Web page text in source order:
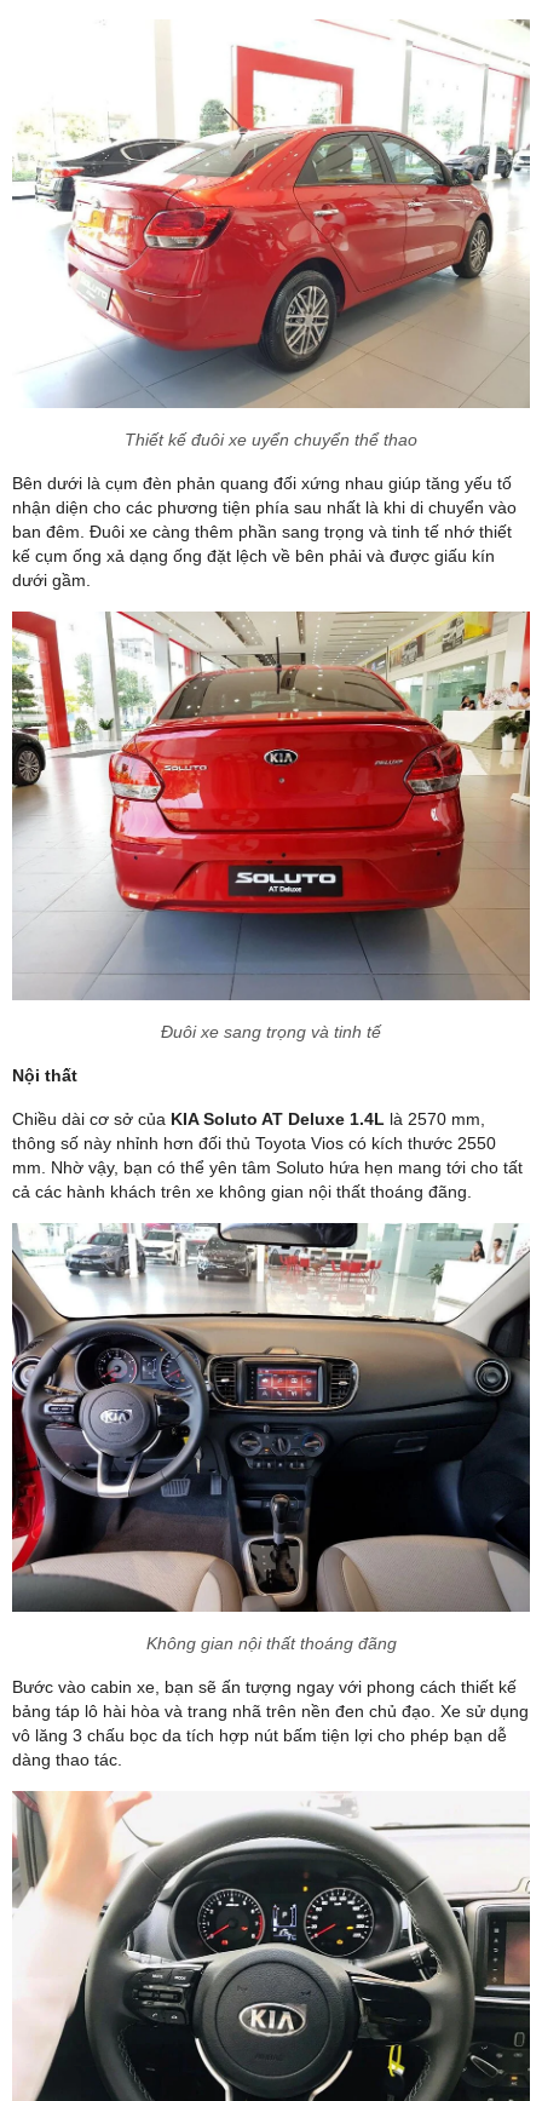
Thiết kế đuôi xe uyển chuyển thể thao
Bên dưới là cụm đèn phản quang đối xứng nhau giúp tăng yếu tố
nhận diện cho các phương tiện phía sau nhất là khi di chuyển vào
ban đêm. Đuôi xe càng thêm phần sang trọng và tinh tế nhớ thiết
kế cụm ống xả dạng ống đặt lệch về bên phải và được giấu kín
dưới gầm.
Đuôi xe sang trọng và tinh tế
Nội thất
Chiều dài cơ sở của KIA Soluto AT Deluxe 1.4L là 2570 mm,
thông số này nhỉnh hơn đối thủ Toyota Vios có kích thước 2550
mm. Nhờ vậy, bạn có thể yên tâm Soluto hứa hẹn mang tới cho tất
cả các hành khách trên xe không gian nội thất thoáng đãng.
Không gian nội thất thoáng đãng
Bước vào cabin xe, bạn sẽ ấn tượng ngay với phong cách thiết kế
bảng táp lô hài hòa và trang nhã trên nền đen chủ đạo. Xe sử dụng
vô lăng 3 chấu bọc da tích hợp nút bấm tiện lợi cho phép bạn dễ
dàng thao tác.